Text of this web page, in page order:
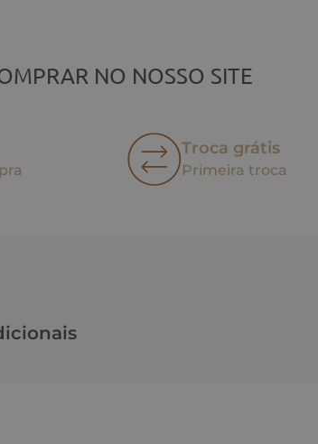
NO NOSSO SITE
Troca grátis
Primeira troca